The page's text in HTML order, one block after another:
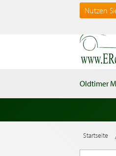
Nutzen
Oldtimer
Startseite